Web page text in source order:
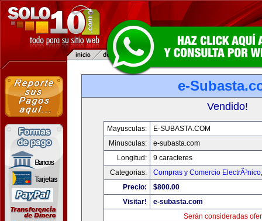
e-
Vendido!
Mayusculas:
E-SUBASTA.COM
Minusculas:
e-subasta.com
Longitud:
9 caracteres
Categorias:
Compras y Comercio ElectrÃ³nico
Precio:
$800.00
Visitar!
e-subasta.com
Serán consideradas